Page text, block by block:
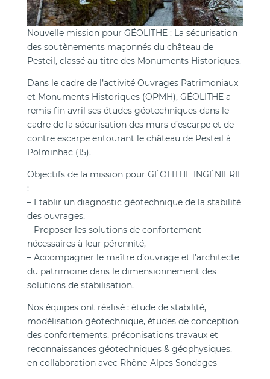
Nouvelle mission pour GÉOLITHE : La sécurisation
des soutènements maçonnés du château de
Pesteil, classé au titre des Monuments Historiques.
Dans le cadre de l’activité Ouvrages Patrimoniaux
et Monuments Historiques (OPMH), GÉOLITHE a
remis fin avril ses études géotechniques dans le
cadre de la sécurisation des murs d’escarpe et de
contre escarpe entourant le château de Pesteil à
Polminhac (15).
Objectifs de la mission pour GÉOLITHE INGÉNIERIE
:
– Etablir un diagnostic géotechnique de la stabilité
des ouvrages,
– Proposer les solutions de confortement
nécessaires à leur pérennité,
– Accompagner le maître d’ouvrage et l’architecte
du patrimoine dans le dimensionnement des
solutions de stabilisation.
Nos équipes ont réalisé : étude de stabilité,
modélisation géotechnique, études de conception
des confortements, préconisations travaux et
reconnaissances géotechniques & géophysiques,
en collaboration avec Rhône-Alpes Sondages